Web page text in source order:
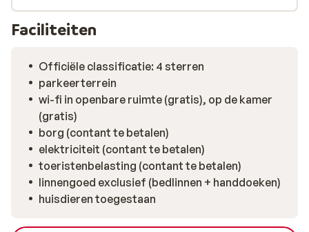
bank genieten van de open haard of weer even helemaal
tot jezelf komen in de privé sauna. Verder heeft iedere
Faciliteiten
Officiële classificatie: 4 sterren
parkeerterrein
wi-fi in openbare ruimte (gratis), op de kamer
(gratis)
borg (contant te betalen)
elektriciteit (contant te betalen)
toeristenbelasting (contant te betalen)
linnengoed exclusief (bedlinnen + handdoeken)
huisdieren toegestaan